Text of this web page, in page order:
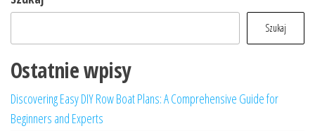
Szukaj
Ostatnie wpisy
Discovering Easy DIY Row Boat Plans: A Comprehensive Guide for
Beginners and Experts